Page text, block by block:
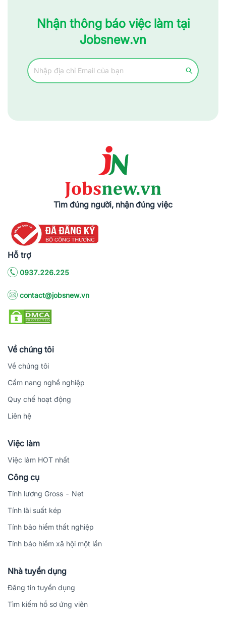
Nhận thông báo việc làm tại
Jobsnew.vn
Tìm đúng người, nhận đúng việc
Hỗ trợ
0937.226.225
contact@jobsnew.vn
Về chúng tôi
Về chúng tôi
Cẩm nang nghề nghiệp
Quy chế hoạt động
Liên hệ
Việc làm
Việc làm HOT nhất
Công cụ
Tính lương Gross - Net
Tính lãi suất kép
Tính bảo hiểm thất nghiệp
Tính bảo hiểm xã hội một lần
Nhà tuyển dụng
Đăng tin tuyển dụng
Tìm kiếm hồ sơ ứng viên